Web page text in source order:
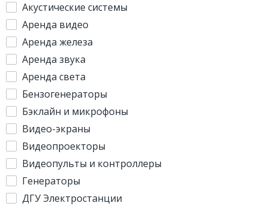
Акустические системы
Аренда видео
Аренда железа
Аренда звука
Аренда света
Бензогенераторы
Бэклайн и микрофоны
Видео-экраны
Видеопроекторы
Видеопульты и контроллеры
Генераторы
ДГУ Электростанции